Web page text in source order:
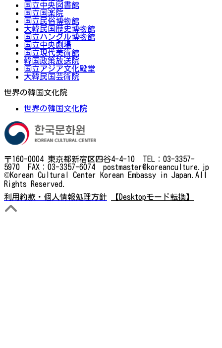
国立中央図書館
国立国楽院
国立民俗博物館
大韓民国歴史博物館
国立ハングル博物館
国立中央劇場
国立現代美術館
韓国政策放送院
国立アジア文化殿堂
大韓民国芸術院
世界の韓国文化院
世界の韓国文化院
〒160-0004 東京都新宿区四谷4-4-10 TEL：03-3357-
5970 FAX：03-3357-6074 postmaster@koreanculture.jp
©Korean Cultural Center Korean Embassy in Japan.All
Rights Reserved.
利用約款・個人情報処理方針
【Desktopモード転換】